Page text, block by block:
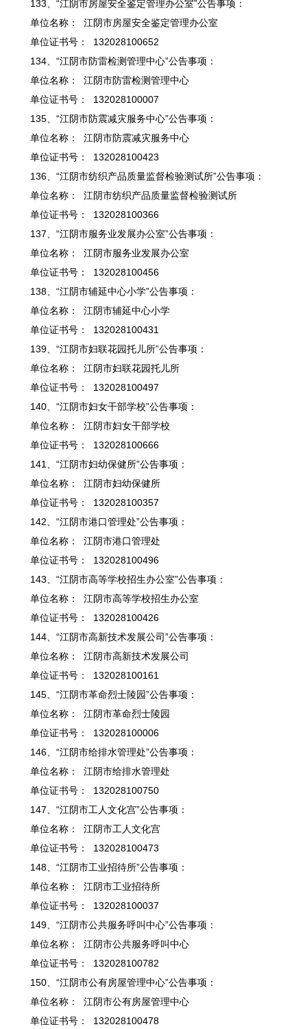
133、“江阴市房屋安全鉴定管理办公室”公告事项：
单位名称： 江阴市房屋安全鉴定管理办公室
单位证书号： 132028100652
134、“江阴市防雷检测管理中心”公告事项：
单位名称： 江阴市防雷检测管理中心
单位证书号： 132028100007
135、“江阴市防震减灾服务中心”公告事项：
单位名称： 江阴市防震减灾服务中心
单位证书号： 132028100423
136、“江阴市纺织产品质量监督检验测试所”公告事项：
单位名称： 江阴市纺织产品质量监督检验测试所
单位证书号： 132028100366
137、“江阴市服务业发展办公室”公告事项：
单位名称： 江阴市服务业发展办公室
单位证书号： 132028100456
138、“江阴市辅延中心小学”公告事项：
单位名称： 江阴市辅延中心小学
单位证书号： 132028100431
139、“江阴市妇联花园托儿所”公告事项：
单位名称： 江阴市妇联花园托儿所
单位证书号： 132028100497
140、“江阴市妇女干部学校”公告事项：
单位名称： 江阴市妇女干部学校
单位证书号： 132028100666
141、“江阴市妇幼保健所”公告事项：
单位名称： 江阴市妇幼保健所
单位证书号： 132028100357
142、“江阴市港口管理处”公告事项：
单位名称： 江阴市港口管理处
单位证书号： 132028100496
143、“江阴市高等学校招生办公室”公告事项：
单位名称： 江阴市高等学校招生办公室
单位证书号： 132028100426
144、“江阴市高新技术发展公司”公告事项：
单位名称： 江阴市高新技术发展公司
单位证书号： 132028100161
145、“江阴市革命烈士陵园”公告事项：
单位名称： 江阴市革命烈士陵园
单位证书号： 132028100006
146、“江阴市给排水管理处”公告事项：
单位名称： 江阴市给排水管理处
单位证书号： 132028100750
147、“江阴市工人文化宫”公告事项：
单位名称： 江阴市工人文化宫
单位证书号： 132028100473
148、“江阴市工业招待所”公告事项：
单位名称： 江阴市工业招待所
单位证书号： 132028100037
149、“江阴市公共服务呼叫中心”公告事项：
单位名称： 江阴市公共服务呼叫中心
单位证书号： 132028100782
150、“江阴市公有房屋管理中心”公告事项：
单位名称： 江阴市公有房屋管理中心
单位证书号： 132028100478